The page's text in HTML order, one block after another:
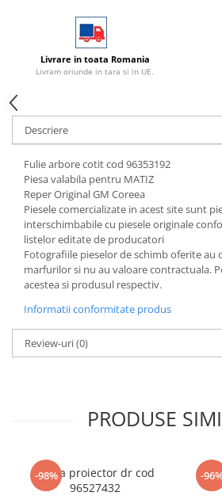
Livrare in toata Romania
Livram oriunde in tara si in UE.
Descriere
Fulie arbore cotit cod 96353192
Piesa valabila pentru MATIZ
Reper Original GM Coreea
Piesele comercializate in acest site sunt
interschimbabile cu piesele originale
listelor editate de producatori
Fotografiile pieselor de schimb oferite au
marfurilor si nu au valoare contractuala.
acestea si produsul respectiv.
Informatii conformitate produs
Review-uri(0)
PRODUSE
-98%
Rama proiector dr cod
96527432
-